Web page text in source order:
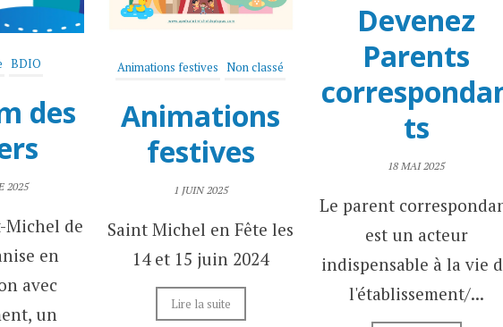
BDIO
des
2025
Michel de
en
avec
un
Animations festives Non classé
Animations
festives
1 JUIN 2025
Saint Michel en Fête les
14 et 15 juin 2024
Lire la suite
Devenez
Parents
ts
18 MAI 2025
Le parent
est un acteur
indispensable à la vie
l'établissement/...